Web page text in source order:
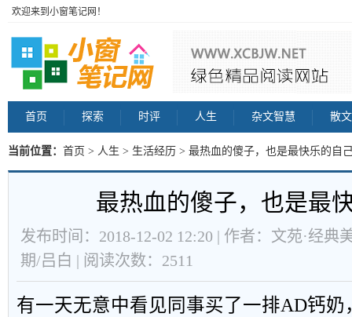
欢迎来到小窗笔记网！
首页 探索 时评 人生 杂文智慧 散
当前位置： 首页 > 人生 > 生活经历 > 最热血的傻子，也是最快乐的自
最热血的傻子，也是最
发布时间：2018-12-02 12:20 | 作者：文苑·经典
期/吕白 | 阅读次数：2511
有一天无意中看见同事买了一排AD钙